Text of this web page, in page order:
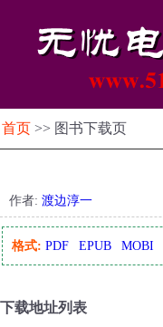
首页 >> 图书下载页
作者: 渡边淳一
格式: PDF EPUB MOBI
下载地址列表